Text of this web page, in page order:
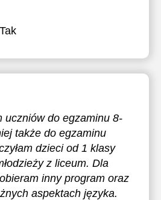
Tak
uczniów do egzaminu 8-
także do egzaminu
dzieci od 1 klasy
z liceum. Dla
inny program oraz
aspektach języka.